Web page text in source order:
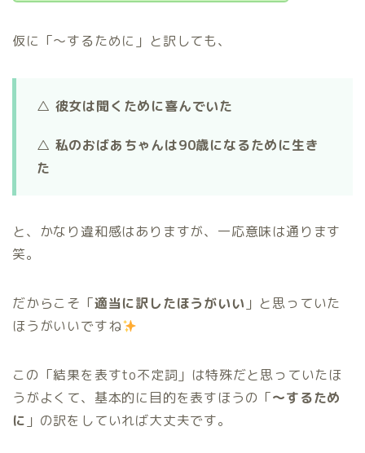
仮に「〜するために」と訳しても、
△ 彼女は聞くために喜んでいた
△ 私のおばあちゃんは90歳になるために生き
た
と、かなり違和感はありますが、一応意味は通ります
笑。
だからこそ「適当に訳したほうがいい 」と思っていた
ほうがいいですね
この「結果を表すto不定詞」は特殊だと思っていたほ
うがよくて、基本的に目的を表すほうの「〜するため
に 」の訳をしていれば大丈夫です。